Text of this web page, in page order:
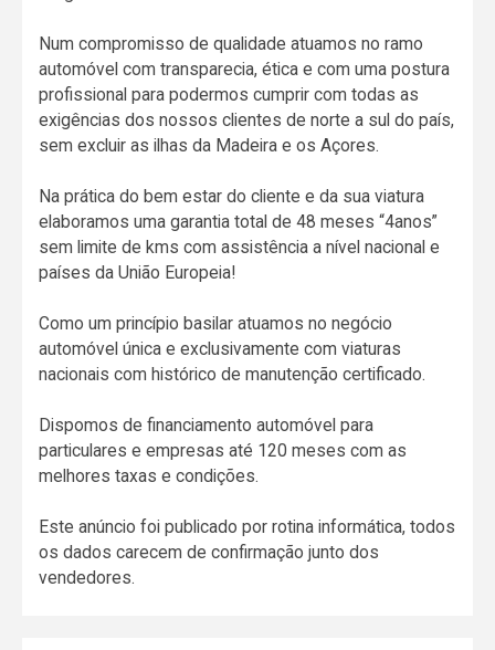
Num compromisso de qualidade atuamos no ramo
automóvel com transparecia, ética e com uma postura
profissional para podermos cumprir com todas as
exigências dos nossos clientes de norte a sul do país,
sem excluir as ilhas da Madeira e os Açores.
Na prática do bem estar do cliente e da sua viatura
elaboramos uma garantia total de 48 meses “4anos”
sem limite de kms com assistência a nível nacional e
países da União Europeia!
Como um princípio basilar atuamos no negócio
automóvel única e exclusivamente com viaturas
nacionais com histórico de manutenção certificado.
Dispomos de financiamento automóvel para
particulares e empresas até 120 meses com as
melhores taxas e condições.
Este anúncio foi publicado por rotina informática, todos
os dados carecem de confirmação junto dos
vendedores.